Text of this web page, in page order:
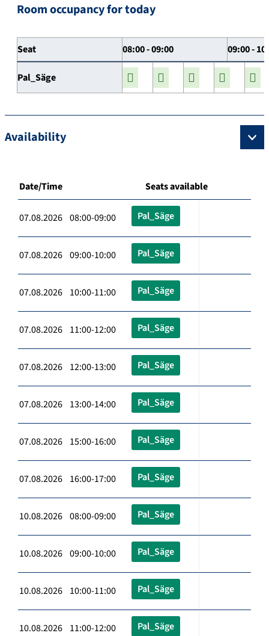
Room occupancy for today
Seat 08:00 - 09:00 09:00 -
Pal_Säge
Availability
Date/Time Seats available
07.08.2026 08:00-09:00 Pal_Säge
07.08.2026 09:00-10:00 Pal_Säge
07.08.2026 10:00-11:00 Pal_Säge
07.08.2026 11:00-12:00 Pal_Säge
07.08.2026 12:00-13:00 Pal_Säge
07.08.2026 13:00-14:00 Pal_Säge
07.08.2026 15:00-16:00 Pal_Säge
07.08.2026 16:00-17:00 Pal_Säge
10.08.2026 08:00-09:00 Pal_Säge
10.08.2026 09:00-10:00 Pal_Säge
10.08.2026 10:00-11:00 Pal_Säge
10.08.2026 11:00-12:00 Pal_Säge